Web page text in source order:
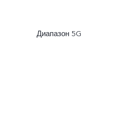
Диапазон 5G